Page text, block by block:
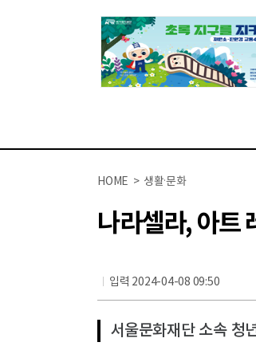
HOME > 생활·문화
나라셀라, 아트
입력 2024-04-08 09:50
서울문화재단 소속 청